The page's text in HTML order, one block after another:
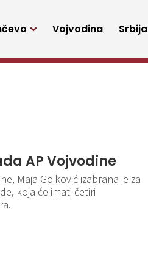
Vojvodina Srbija
AP Vojvodine
Maja Gojković izabrana je za
koja će imati četiri